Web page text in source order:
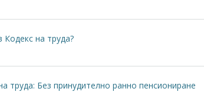
на труда?
труда: Без принудително ранно пенсиониране